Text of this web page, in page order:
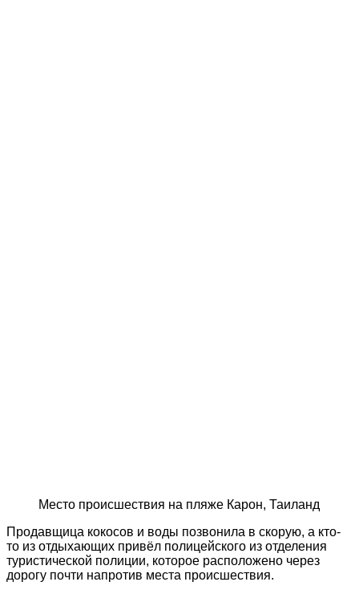
Место происшествия на пляже Карон, Таиланд
Продавщица кокосов и воды позвонила в скорую, а кто-
то из отдыхающих привёл полицейского из отделения
туристической полиции, которое расположено через
дорогу почти напротив места происшествия.